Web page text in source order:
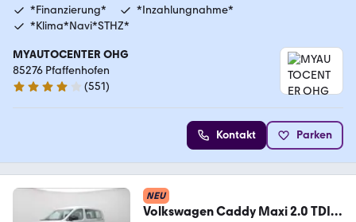
*Finanzierung*
*Inzahlungnahme*
*Klima*Navi*STHZ*
MYAUTOCENTER OHG
85276 Pfaffenhofen
4.2 Sterne
(551)
Kontakt Parken
NEU
Volkswagen Caddy Maxi 2.0 TDI